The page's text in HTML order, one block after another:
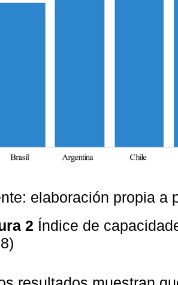
elaboración propia a
2 Índice de